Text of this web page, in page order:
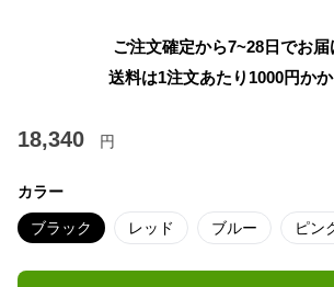
ご注文確定から7~28日でお届
送料は1注文あたり 1000円か
18,340 円
カラー
ブラック レッド ブルー ピン